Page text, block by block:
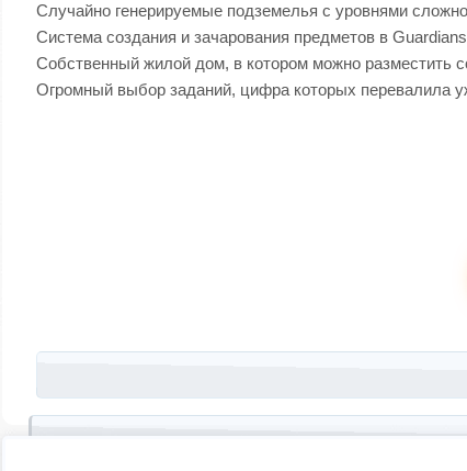
Случайно генерируемые подземелья с уровнями
Система создания и зачарования предметов в
Собственный жилой дом, в котором можно разместить
Огромный выбор заданий, цифра которых перевалила
Запись навигация